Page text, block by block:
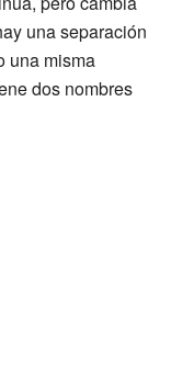
una separación
una misma
dos nombres